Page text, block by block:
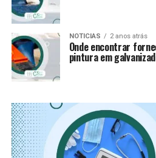
NOTICIAS 2 anos atrás
Onde encontrar
pintura em